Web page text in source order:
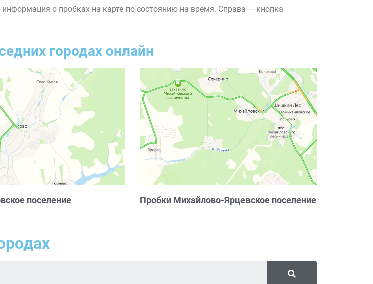
о пробках на карте по состоянию на время. Справа — кнопка
городах онлайн
поселение Пробки Михайлово-Ярцевское поселение